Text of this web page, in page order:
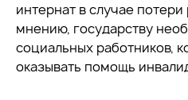
интернат в случае
мнению, государству
социальных работников,
оказывать помощь